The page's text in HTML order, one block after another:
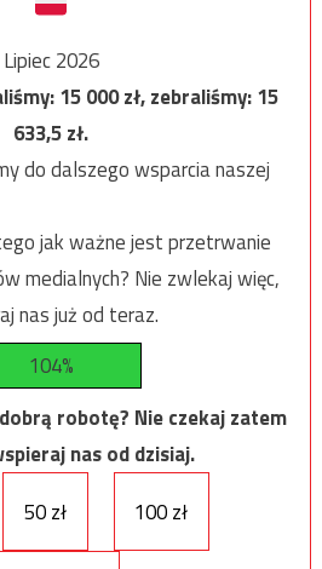
Lipiec 2026
15 000zł, zebraliśmy:15
633,5zł.
do dalszego wsparcia naszej
jak ważne jest przetrwanie
medialnych? Nie zwlekaj więc,
nas już od teraz.
104%
robotę? Nie czekaj zatem
nas od dzisiaj.
50 zł 100 zł